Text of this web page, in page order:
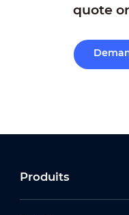
quote
Produits